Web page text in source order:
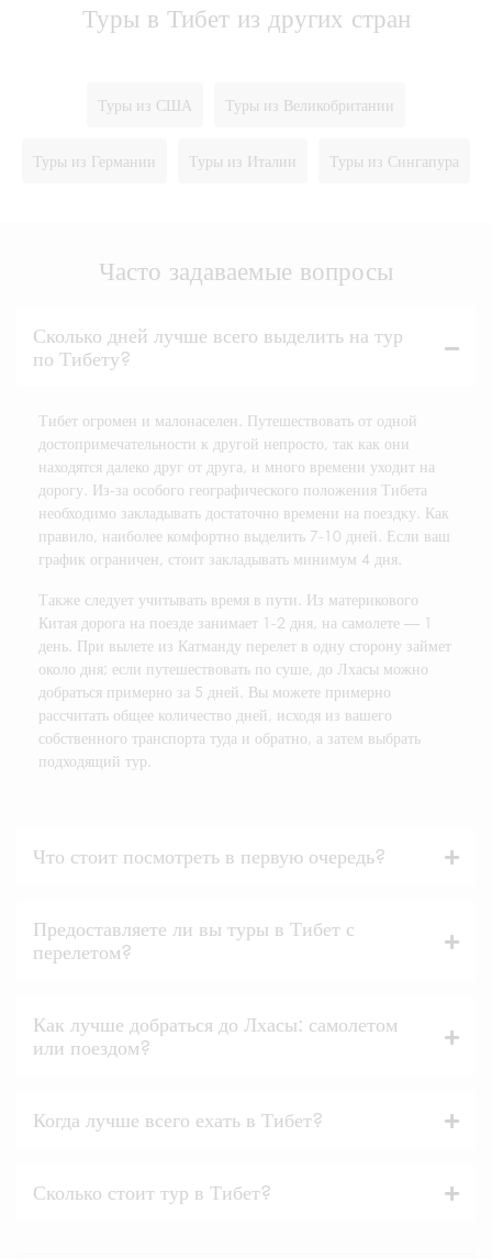
Туры в Тибет из других стран
Туры из США Туры из Великобритании
Туры из Германии Туры из Италии Туры из Сингапура
Часто задаваемые вопросы
Сколько дней лучше всего выделить на тур
по Тибету?
Тибет огромен и малонаселен. Путешествовать от одной
достопримечательности к другой непросто, так как они
находятся далеко друг от друга, и много времени уходит на
дорогу. Из-за особого географического положения Тибета
необходимо закладывать достаточно времени на поездку. Как
правило, наиболее комфортно выделить 7-10 дней. Если ваш
график ограничен, стоит закладывать минимум 4 дня.
Также следует учитывать время в пути. Из материкового
Китая дорога на поезде занимает 1-2 дня, на самолете — 1
день. При вылете из Катманду перелет в одну сторону займет
около дня; если путешествовать по суше, до Лхасы можно
добраться примерно за 5 дней. Вы можете примерно
рассчитать общее количество дней, исходя из вашего
собственного транспорта туда и обратно, а затем выбрать
подходящий тур.
Что стоит посмотреть в первую очередь?
Предоставляете ли вы туры в Тибет с
перелетом?
Как лучше добраться до Лхасы: самолетом
или поездом?
Когда лучше всего ехать в Тибет?
Сколько стоит тур в Тибет?